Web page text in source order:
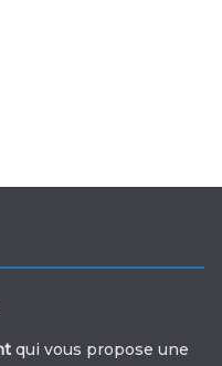
qui vous propose une